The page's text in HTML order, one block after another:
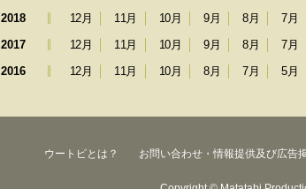
2018
12月 11月 10月 9月 8月 7月
2017
12月 11月 10月 9月 8月 7月
2016
12月 11月 10月 8月 7月 5月
ウートピとは？ お問い合わせ・情報提供及び広告